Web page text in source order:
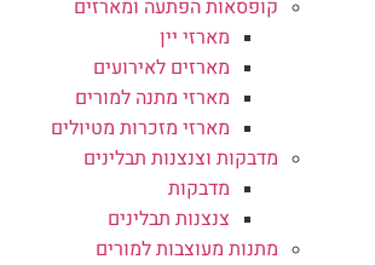
קופסאות הפתעה ומארזים
מארזי יין
מארזים לאירועים
מארזי מתנה למורים
מארזי מזכרות מטיולים
מדבקות וצנצנות תבלינים
מדבקות
צנצנות תבלינים
מתנות מעוצבות למורים